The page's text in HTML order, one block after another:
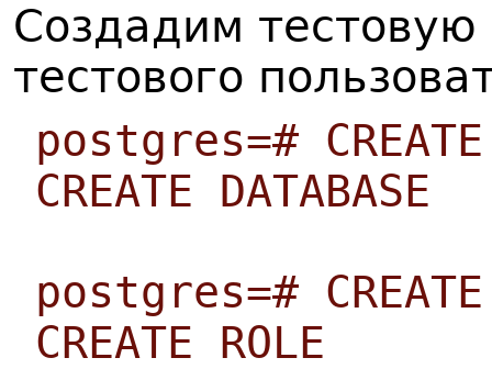
Создадим
тестового
postgres=#
CREATE DATABASE
postgres=#
CREATE ROLE